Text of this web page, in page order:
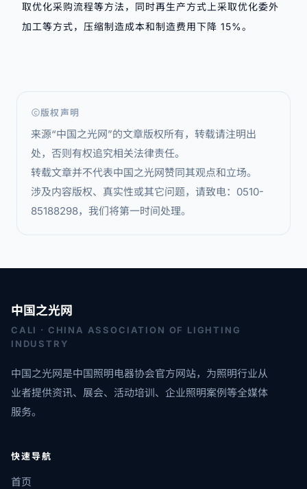
取优化采购流程等方法，同时再生产方式上采取优化委外
加工等方式，压缩制造成本和制造费用下降 15%。
版权声明
来源“中国之光网”的文章版权所有，转载请注明出
处，否则有权追究相关法律责任。
转载文章并不代表中国之光网赞同其观点和立场。
涉及内容版权、真实性或其它问题，请致电：0510-
85188298，我们将第一时间处理。
中国之光网
CALI · CHINA ASSOCIATION OF LIGHTING
INDUSTRY
中国之光网是中国照明电器协会官方网站，为照明行业从
业者提供资讯、展会、活动培训、企业照明案例等全媒体
服务。
快速导航
首页